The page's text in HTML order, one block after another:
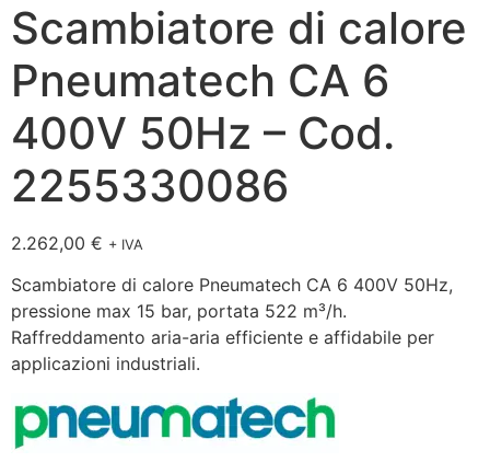
Scambiatore di calore
Pneumatech CA 6
400V 50Hz – Cod.
2255330086
2.262,00 € + IVA
Scambiatore di calore Pneumatech CA 6 400V 50Hz,
pressione max 15 bar, portata 522 m³/h.
Raffreddamento aria-aria efficiente e affidabile per
applicazioni industriali.